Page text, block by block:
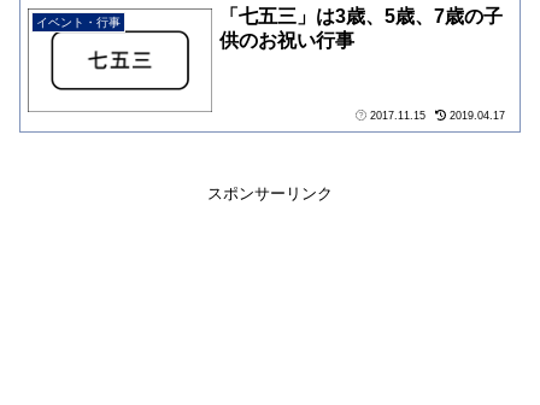
イベント・行事
「七五三」は3歳、5歳、7歳の子
供のお祝い行事
2017.11.15 2019.04.17
スポンサーリンク